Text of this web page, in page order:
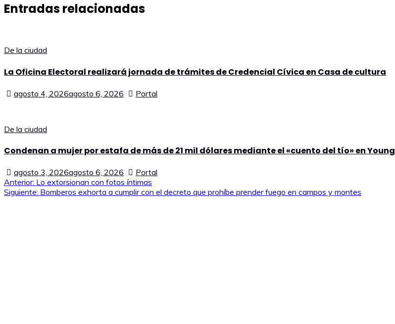
Entradas relacionadas
De la ciudad
La Oficina Electoral realizará jornada de trámites de Credencial Cívica en Casa de cultura
agosto 4, 2026agosto 6, 2026 Portal
De la ciudad
Condenan a mujer por estafa de más de 21 mil dólares mediante el «cuento del tío» en Young
agosto 3, 2026agosto 6, 2026 Portal
Navegación
Anterior: Lo extorsionan con fotos íntimas
Siguiente: Bomberos exhorta a cumplir con el decreto que prohíbe prender fuego en campos y montes